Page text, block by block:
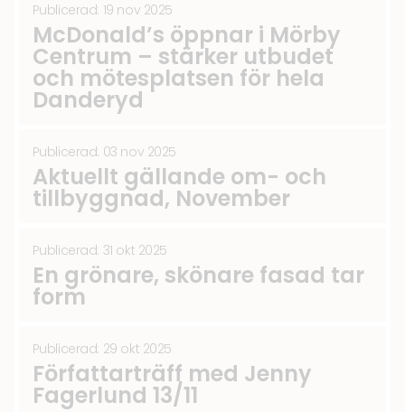
Publicerad: 19 nov 2025
McDonald’s öppnar i Mörby
Centrum – stärker utbudet
och mötesplatsen för hela
Danderyd
Publicerad: 03 nov 2025
Aktuellt gällande om- och
tillbyggnad, November
Publicerad: 31 okt 2025
En grönare, skönare fasad tar
form
Publicerad: 29 okt 2025
Författarträff med Jenny
Fagerlund 13/11